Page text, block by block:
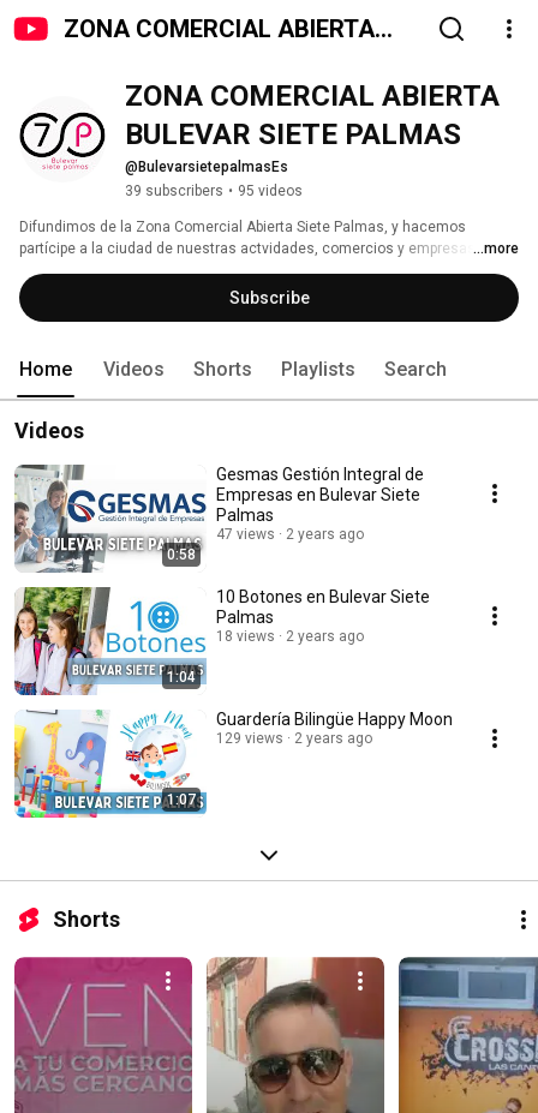
ZONA COMERCIAL ABIERTA
ZONA COMERCIAL ABIERTA
BULEVAR SIETE PALMAS
@BulevarsietepalmasEs
39 subscribers • 95 videos
Difundimos de la Zona Comercial Abierta Siete Palmas, y hacemos
partícipe a la ciudad de nuestras actvidades, comercios y empresas. ...more
Subscribe
Home Videos Shorts Playlists Search
Videos
0:58
Gesmas Gestión Integral de
Empresas en Bulevar Siete
Palmas
47 views 2 years ago
1:04
10 Botones en Bulevar Siete
Palmas
18 views 2 years ago
1:07
Guardería Bilingüe Happy Moon
129 views 2 years ago
Shorts